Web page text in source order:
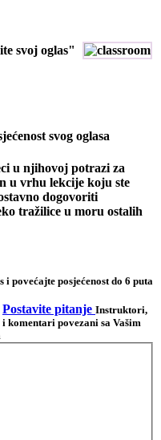
svoj oglas"
svog oglasa
u njihovoj potrazi za
u vrhu lekcije koju ste
dogovoriti
tražilice u moru ostalih
i povećajte posjećenost do 6 puta
Postavite pitanje Instruktori,
komentari povezani sa Vašim